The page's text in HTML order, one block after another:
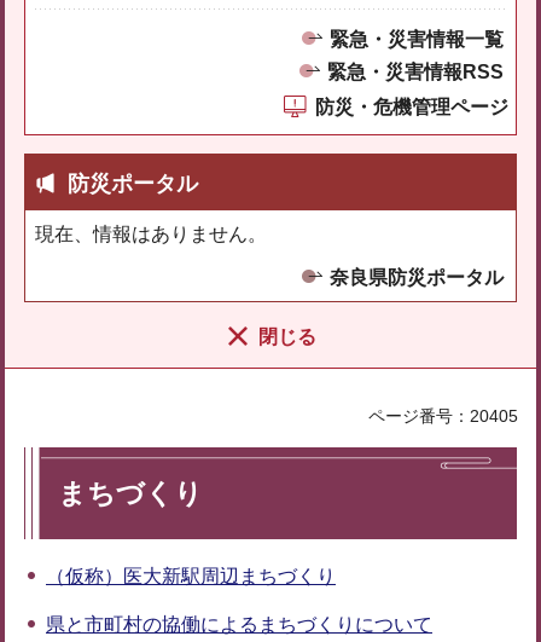
緊急・災害情報一覧
緊急・災害情報RSS
防災・危機管理ページ
防災ポータル
現在、情報はありません。
奈良県防災ポータル
閉じる
ページ番号：20405
まちづくり
（仮称）医大新駅周辺まちづくり
県と市町村の協働によるまちづくりについて